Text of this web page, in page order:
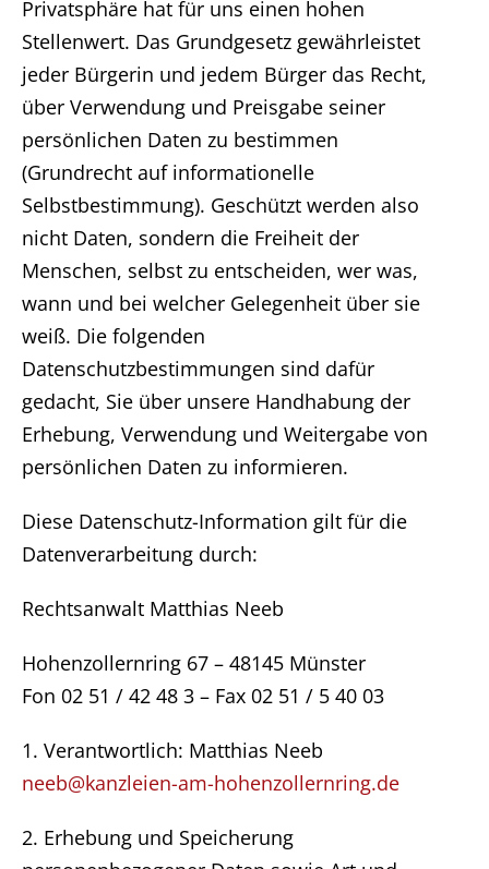
Privatsphäre hat für uns einen hohen
Stellenwert. Das Grundgesetz gewährleistet
jeder Bürgerin und jedem Bürger das Recht,
über Verwendung und Preisgabe seiner
persönlichen Daten zu bestimmen
(Grundrecht auf informationelle
Selbstbestimmung). Geschützt werden also
nicht Daten, sondern die Freiheit der
Menschen, selbst zu entscheiden, wer was,
wann und bei welcher Gelegenheit über sie
weiß. Die folgenden
Datenschutzbestimmungen sind dafür
gedacht, Sie über unsere Handhabung der
Erhebung, Verwendung und Weitergabe von
persönlichen Daten zu informieren.
Diese Datenschutz-Information gilt für die
Datenverarbeitung durch:
Rechtsanwalt Matthias Neeb
Hohenzollernring 67 – 48145 Münster
Fon 02 51 / 42 48 3 – Fax 02 51 / 5 40 03
1. Verantwortlich: Matthias Neeb
neeb@kanzleien-am-hohenzollernring.de
2. Erhebung und Speicherung